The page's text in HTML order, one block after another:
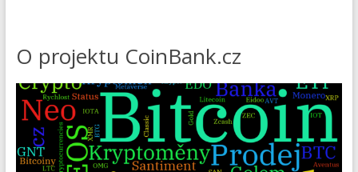
O projektu CoinBank.cz